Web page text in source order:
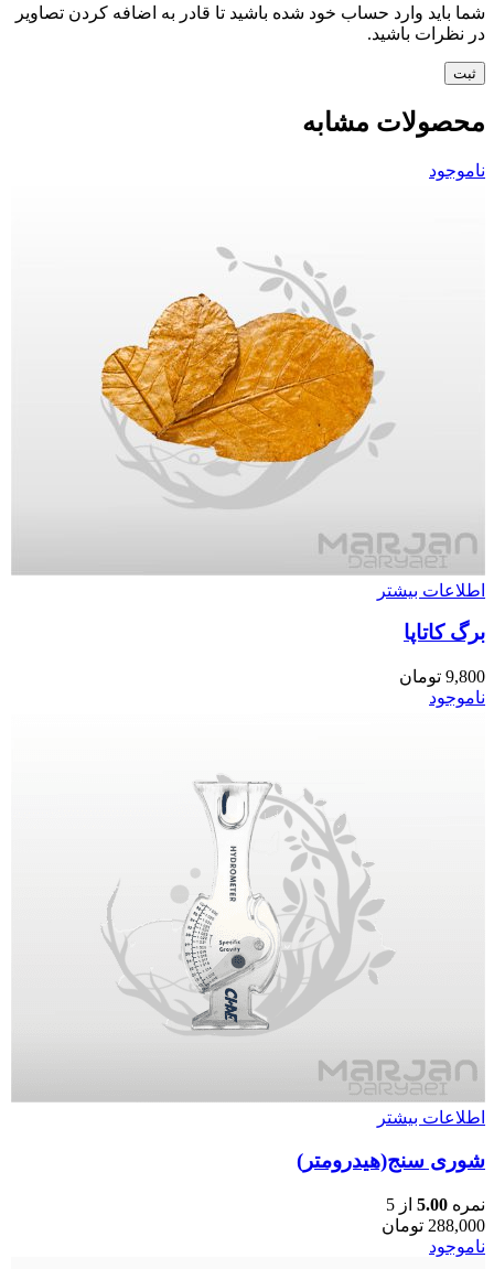
شما باید وارد حساب خود شده باشید تا قادر به اضافه کردن تصاویر
در نظرات باشید.
محصولات مشابه
ناموجود
اطلاعات بیشتر
برگ کاتاپا
9,800 تومان
ناموجود
اطلاعات بیشتر
شوری سنج(هیدرومتر)
نمره 5.00 از 5
288,000 تومان
ناموجود